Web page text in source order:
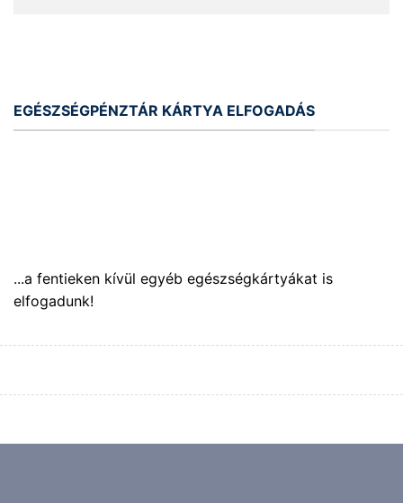
EGÉSZSÉGPÉNZTÁR KÁRTYA ELFOGADÁS
...a fentieken kívül egyéb egészségkártyákat is
elfogadunk!